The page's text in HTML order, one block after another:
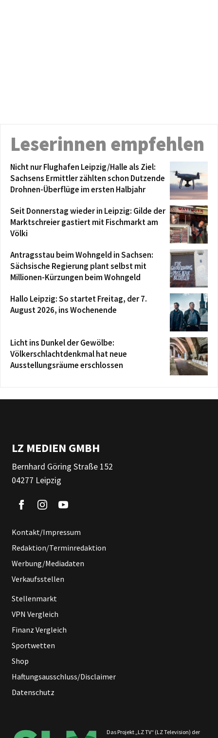
Leserinnen empfehlen
Nicht nur Flughafen Leipzig/Halle als Ziel:
Sachsens Ermittler zählten schon Dutzende
Drohnen-Überflüge im ersten Halbjahr
Seit Donnerstag wieder in Leipzig: Gilde der
Marktschreier gastiert mit Fischmarkt am
Völki
Antragsstau beim Wohngeld in Sachsen:
Sächsische Regierung plant selbst mit
Millionen-Kürzungen beim Wohngeld
Hallo Leipzig: So startet Freitag, der 7.
August 2026, ins Wochenende
Licht ins Dunkel der Gewölbe:
Völkerschlachtdenkmal hat neue
Ausstellungsräume erschlossen
LZ MEDIEN GMBH
Bernhard Göring Straße 152
04277 Leipzig
Kontakt/Impressum
Redaktion/Terminredaktion
Werbung/Mediadaten
Verkaufsstellen
Stellenmarkt
VPN Vergleich
Finanz Vergleich
Sportwetten
Shop
Haftungsausschluss/Disclaimer
Datenschutz
Das Projekt „LZ TV“ (LZ Television) der